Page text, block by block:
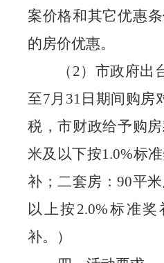
案价格和其它优惠
的房价优惠。
（ 2）市政府出
至7月31日期间购房
税，市财政给予购
米及以下按1.0%标准
补 ； 二套房： 90平
以上按2.0%标准奖
补。）